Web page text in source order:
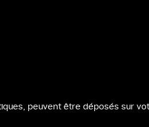
peuvent être déposés sur